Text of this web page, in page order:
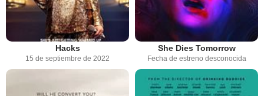
Hacks
15 de septiembre de 2022
She Dies Tomorrow
Fecha de estreno desconocida